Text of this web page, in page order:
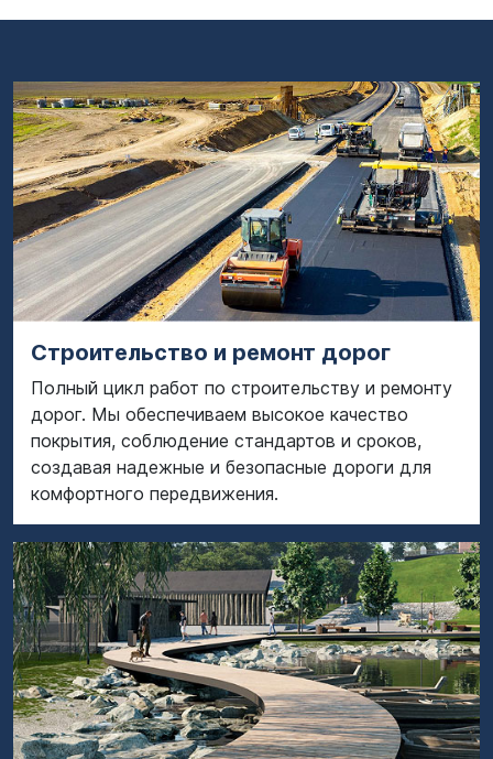
Строительство и ремонт дорог
Полный цикл работ по строительству и ремонту
дорог. Мы обеспечиваем высокое качество
покрытия, соблюдение стандартов и сроков,
создавая надежные и безопасные дороги для
комфортного передвижения.